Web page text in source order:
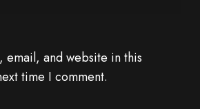
email, and website in this
time I comment.